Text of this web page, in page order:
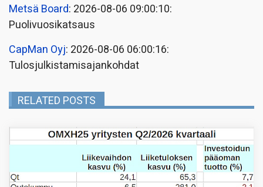
Metsä Board: 2026-08-06 09:00:10:
Puolivuosikatsaus
CapMan Oyj: 2026-08-06 06:00:16:
Tulosjulkistamisajankohdat
RELATED POSTS